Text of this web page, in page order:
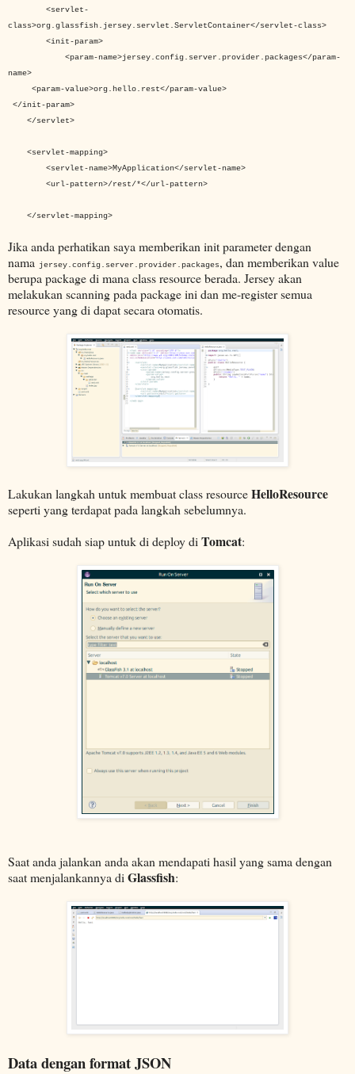
<servlet-
class>org.glassfish.jersey.servlet.ServletContainer</servlet-class>
<init-param>
<param-name>jersey.config.server.provider.packages</param-
name>
<param-value>org.hello.rest</param-value>
</init-param>
</servlet>
<servlet-mapping>
<servlet-name>MyApplication</servlet-name>
<url-pattern>/rest/*</url-pattern>
</servlet-mapping>
Jika anda perhatikan saya memberikan init parameter dengan
nama
jersey.config.server.provider.packages, dan memberikan value
berupa package di mana class resource berada. Jersey akan
melakukan scanning pada package ini dan me-register semua
resource yang di dapat secara otomatis.
Lakukan langkah untuk membuat class resourceHelloResource
seperti yang terdapat pada langkah sebelumnya.
Aplikasi sudah siap untuk di deploy di Tomcat:
Saat anda jalankan anda akan mendapati hasil yang sama dengan
saat menjalankannya di Glassfish:
Data dengan format JSON